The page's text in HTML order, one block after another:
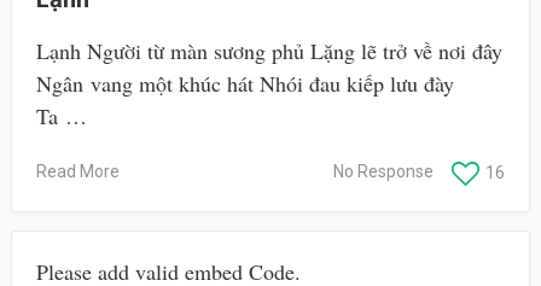
Lạnh Người từ màn sương phủ Lặng lẽ trở về nơi đây
Ngân vang một khúc hát Nhói đau kiếp lưu đày
Ta …
Read More 16
No Response
Please add valid embed Code.